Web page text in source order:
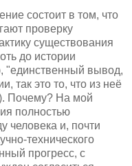
состоит в том, что
проверку
существования
до истории
"единственный вывод,
так это то, что из неё
Почему? На мой
полностью
человека и, почти
технического
прогресс, с